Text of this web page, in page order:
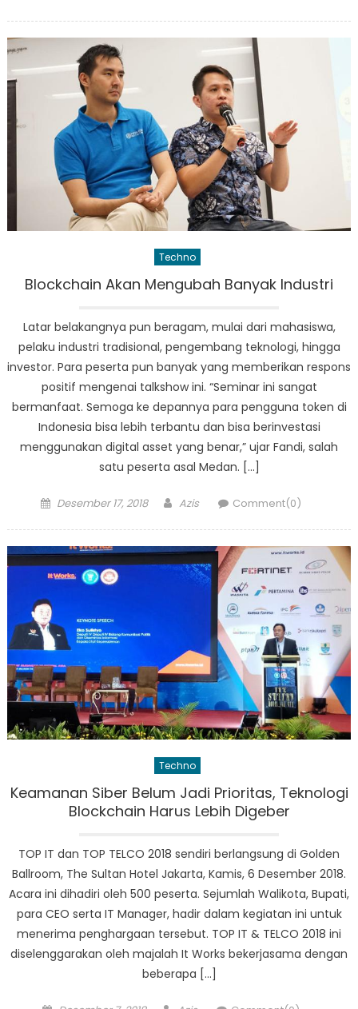
Techno
Blockchain Akan Mengubah Banyak Industri
Latar belakangnya pun beragam, mulai dari mahasiswa,
pelaku industri tradisional, pengembang teknologi, hingga
investor. Para peserta pun banyak yang memberikan respons
positif mengenai talkshow ini. “Seminar ini sangat
bermanfaat. Semoga ke depannya para pengguna token di
Indonesia bisa lebih terbantu dan bisa berinvestasi
menggunakan digital asset yang benar,” ujar Fandi, salah
satu peserta asal Medan. […]
Posted
Desember 17, 2018 Author
Azis Comment(0)
Techno
Keamanan Siber Belum Jadi Prioritas, Teknologi
Blockchain Harus Lebih Digeber
TOP IT dan TOP TELCO 2018 sendiri berlangsung di Golden
Ballroom, The Sultan Hotel Jakarta, Kamis, 6 Desember 2018.
Acara ini dihadiri oleh 500 peserta. Sejumlah Walikota, Bupati,
para CEO serta IT Manager, hadir dalam kegiatan ini untuk
menerima penghargaan tersebut. TOP IT & TELCO 2018 ini
diselenggarakan oleh majalah It Works bekerjasama dengan
beberapa […]